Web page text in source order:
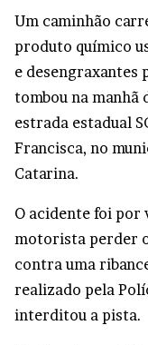
Um caminhão
produto químico
e desengraxantes
tombou na manhã
estrada estadual
Francisca, no
Catarina.
O acidente foi por
motorista perder
contra uma
realizado pela
interditou a pista.